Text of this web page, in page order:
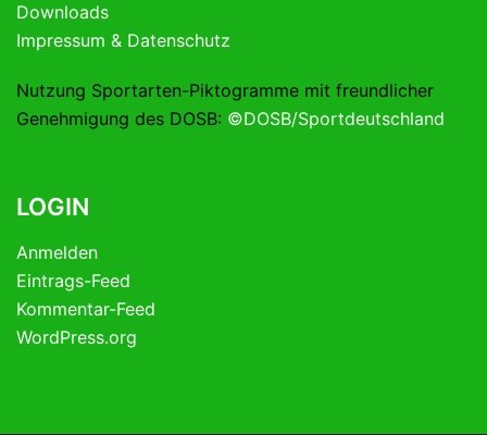
Downloads
Impressum & Datenschutz
Nutzung Sportarten-Piktogramme mit freundlicher
Genehmigung des DOSB: ©DOSB/Sportdeutschland
LOGIN
Anmelden
Eintrags-Feed
Kommentar-Feed
WordPress.org